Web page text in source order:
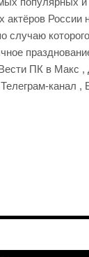
актёров России
случаю
ПК в Макс ,
канал ,